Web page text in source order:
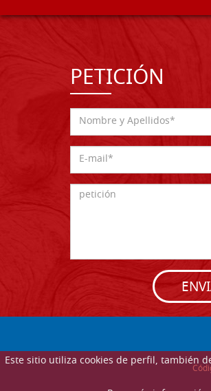
Este sitio utiliza cookies de perfil, también
PETICIÓN